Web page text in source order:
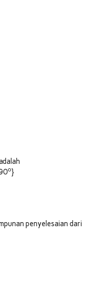
o}
penyelesaian dari